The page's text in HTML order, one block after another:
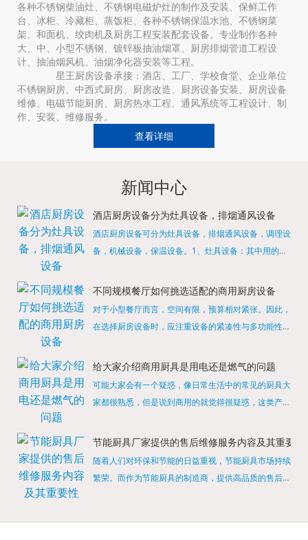
各种不锈钢柴油灶、不锈钢电磁炉灶的制作及安装、保鲜工作
台、冰柜、冷藏柜、蒸饭柜、各种不锈钢保温水池、不锈钢菜
架、和面机、绞肉机及厨房工程安装配套设备。专业制作各种
大、中、小型不锈钢、镀锌板抽油烟罩、厨房排烟管道工程设
计、抽油烟风机、油烟净化器安装等工程。
星王厨房设备承接：酒店、工厂、学校食堂、企业单位
不锈钢厨房、中西式厨房、厨房改造、厨房设备安装、厨房设备
维修、电磁节能厨房、厨房热水工程、通风系统等工程设计、制
作、安装、维修服务。
查看详细
新闻中心
酒店厨房设备分为灶具设备，排烟通风设备
酒店厨房设备可分为灶具设备，排烟通风设备，调理设
备，机械设备，保温设备。1、灶具设备：其中用的较
缺少的，经过相关检测证明的合格设备才能进行使用，
不同规模餐厅如何挑选适配的商用厨房设备
对于小型餐厅而言，空间有限，预算相对紧张。因此，
在选择厨房设备时，应注重设备的紧凑性与多功能性。
烹饪设备，既能节省空间，又能满足多样化的烹饪需
给大家介绍商用厨具是用电还是燃气的问题
可能大家会有一个疑惑，像日常生活中的常见的厨具大
家都很熟悉，但是说到商用的就觉得很疑惑，这类产品
店用的就是商用的吗?还真别说，真被大家猜对了，这
节能厨具厂家提供的售后维修服务内容及其重要性
随着人们对环保和节能的日益重视，节能厨具市场持续
繁荣。而作为节能厨具的制造商，提供高品质的售后维